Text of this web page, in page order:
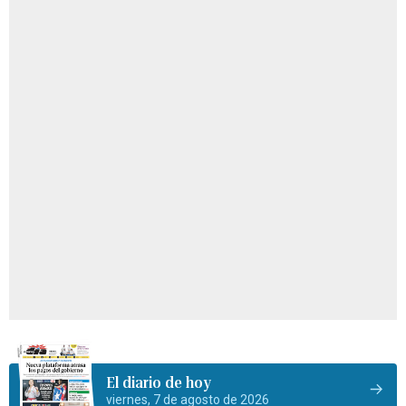
El diario de hoy
viernes, 7 de agosto de 2026